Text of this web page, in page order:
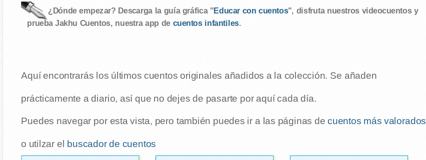
¿Dónde empezar? Descarga la guía gráfica "Educar con cuentos", disfruta nuestros videocuentos y
prueba Jakhu Cuentos, nuestra app de cuentos infantiles.
Aquí encontrarás los últimos cuentos originales añadidos a la colección. Se añaden
prácticamente a diario, así que no dejes de pasarte por aquí cada día.
Puedes navegar por esta vista, pero también puedes ir a las páginas decuentos más valorados
o utilzar el buscador de cuentos